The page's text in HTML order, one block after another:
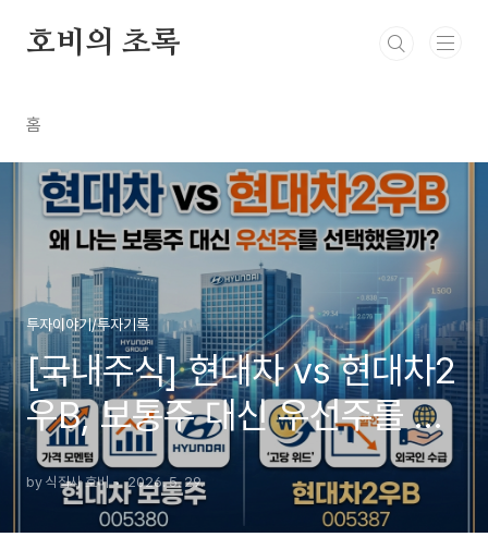
호비의 초록
홈
투자이야기/투자기록
[국내주식] 현대차 vs 현대차2
우B, 보통주 대신 우선주를 선
택한 3가지 이유
by 식집사 호비 2026. 5. 29.